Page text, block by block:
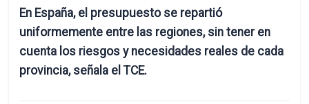
En España, el presupuesto se repartió
uniformemente entre las regiones, sin tener en
cuenta los riesgos y necesidades reales de cada
provincia, señala el TCE.